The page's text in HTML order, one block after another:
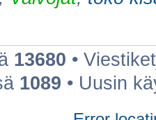
13680 •
1089 • Uusin